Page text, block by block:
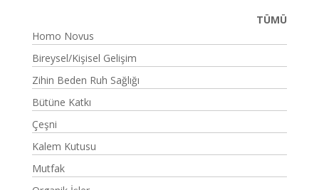
TÜMÜ
Homo Novus
Bireysel/Kişisel Gelişim
Zihin Beden Ruh Sağlığı
Bütüne Katkı
Çeşni
Kalem Kutusu
Mutfak